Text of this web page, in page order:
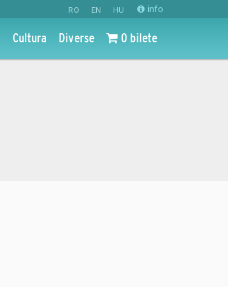
RO EN HU info
Cultura Diverse 0 bilete